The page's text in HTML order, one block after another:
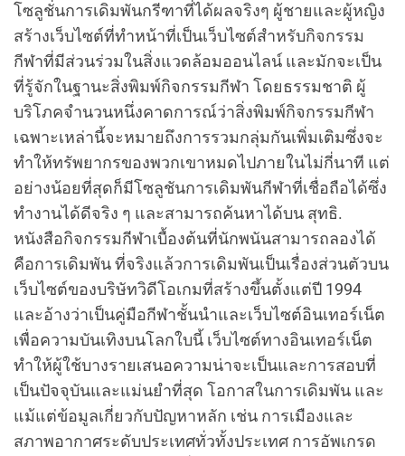
โซลูชั่นการเดิมพันกรีฑาที่ได้ผลจริงๆ ผู้ชายและผู้หญิง
สร้างเว็บไซต์ที่ทำหน้าที่เป็นเว็บไซต์สำหรับกิจกรรม
กีฬาที่มีส่วนร่วมในสิ่งแวดล้อมออนไลน์ และมักจะเป็น
ที่รู้จักในฐานะสิ่งพิมพ์กิจกรรมกีฬา โดยธรรมชาติ ผู้
บริโภคจำนวนหนึ่งคาดการณ์ว่าสิ่งพิมพ์กิจกรรมกีฬา
เฉพาะเหล่านี้จะหมายถึงการรวมกลุ่มกันเพิ่มเติมซึ่งจะ
ทำให้ทรัพยากรของพวกเขาหมดไปภายในไม่กี่นาที แต่
อย่างน้อยที่สุดก็มีโซลูชันการเดิมพันกีฬาที่เชื่อถือได้ซึ่ง
ทำงานได้ดีจริง ๆ และสามารถค้นหาได้บน สุทธิ.
หนังสือกิจกรรมกีฬาเบื้องต้นที่นักพนันสามารถลองได้
คือการเดิมพัน ที่จริงแล้วการเดิมพันเป็นเรื่องส่วนตัวบน
เว็บไซต์ของบริษัทวิดีโอเกมที่สร้างขึ้นตั้งแต่ปี 1994
และอ้างว่าเป็นคู่มือกีฬาชั้นนำและเว็บไซต์อินเทอร์เน็ต
เพื่อความบันเทิงบนโลกใบนี้ เว็บไซต์ทางอินเทอร์เน็ต
ทำให้ผู้ใช้บางรายเสนอความน่าจะเป็นและการสอบที่
เป็นปัจจุบันและแม่นยำที่สุด โอกาสในการเดิมพัน และ
แม้แต่ข้อมูลเกี่ยวกับปัญหาหลัก เช่น การเมืองและ
สภาพอากาศระดับประเทศทั่วทั้งประเทศ การอัพเกรด